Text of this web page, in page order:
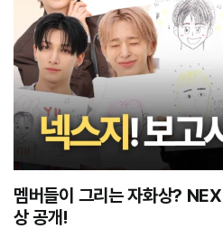
멤버들이 그리는 자화상?
상 공개!